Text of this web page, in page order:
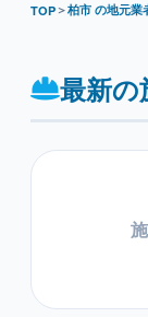
TOP＞柏市 の地元業
最新の